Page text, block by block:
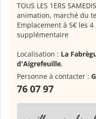
TOUS LES 1ERS
animation, marché du
Emplacement à 5€ les
supplémentaire
Localisation : La
d'Aigrefeuille,
Personne à contacter :
76 07 97